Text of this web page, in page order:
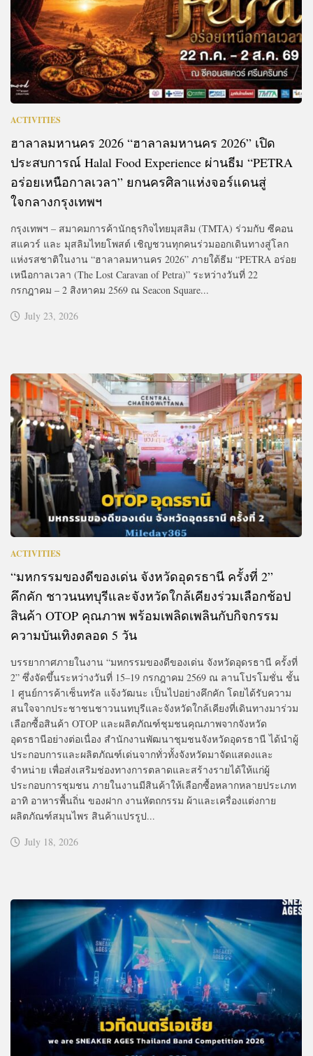
ACTIVITIES
ฮาลาลมหานคร 2026 “ฮาลาลมหานคร 2026” เปิด
ประสบการณ์ Halal Food Experience ผ่านธีม “PETRA
อร่อยเหนือกาลเวลา” ยกนครศิลาแห่งจอร์แดนสู่
ใจกลางกรุงเทพฯ
กรุงเทพฯ – สมาคมการค้านักธุรกิจไทยมุสลิม (TMTA) ร่วมกับ ซีคอน
สแควร์ และ มุสลิมไทยโพสต์ เชิญชวนทุกคนร่วมออกเดินทางสู่โลก
แห่งรสชาติในงาน “ฮาลาลมหานคร 2026” ภายใต้ธีม “PETRA อร่อย
เหนือกาลเวลา (The Lost Caravan of Petra)” ระหว่างวันที่ 22
กรกฎาคม – 2 สิงหาคม 2569 ณ Seacon Square...
July 23, 2026
ACTIVITIES
“มหกรรมของดีของเด่น จังหวัดอุดรธานี ครั้งที่ 2”
คึกคัก ชาวนนทบุรีและจังหวัดใกล้เคียงร่วมเลือกช้อป
สินค้า OTOP คุณภาพ พร้อมเพลิดเพลินกับกิจกรรม
ความบันเทิงตลอด 5 วัน
บรรยากาศภายในงาน “มหกรรมของดีของเด่น จังหวัดอุดรธานี ครั้งที่
2” ซึ่งจัดขึ้นระหว่างวันที่ 15–19 กรกฎาคม 2569 ณ ลานโปรโมชั่น ชั้น
1 ศูนย์การค้าเซ็นทรัล แจ้งวัฒนะ เป็นไปอย่างคึกคัก โดยได้รับความ
สนใจจากประชาชนชาวนนทบุรีและจังหวัดใกล้เคียงที่เดินทางมาร่วม
เลือกซื้อสินค้า OTOP และผลิตภัณฑ์ชุมชนคุณภาพจากจังหวัด
อุดรธานีอย่างต่อเนื่อง สำนักงานพัฒนาชุมชนจังหวัดอุดรธานี ได้นำผู้
ประกอบการและผลิตภัณฑ์เด่นจากทั่วทั้งจังหวัดมาจัดแสดงและ
จำหน่าย เพื่อส่งเสริมช่องทางการตลาดและสร้างรายได้ให้แก่ผู้
ประกอบการชุมชน ภายในงานมีสินค้าให้เลือกซื้อหลากหลายประเภท
อาทิ อาหารพื้นถิ่น ของฝาก งานหัตถกรรม ผ้าและเครื่องแต่งกาย
ผลิตภัณฑ์สมุนไพร สินค้าแปรรูป...
July 18, 2026